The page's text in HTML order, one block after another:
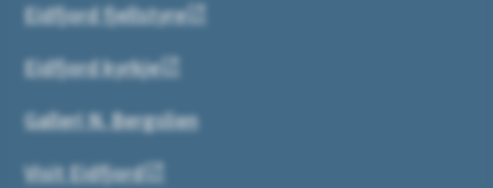
Eidfjord fjellstyre
Eidfjord kyrkje
Galleri N. Bergslien
Visit Eidfjord